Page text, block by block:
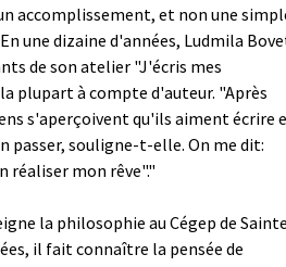
accomplissement, et non une
une dizaine d'années, Ludmila
de son atelier "J'écris mes
plupart à compte d'auteur. "Après
s'aperçoivent qu'ils aiment écrire
passer, souligne-t-elle. On me dit:
réaliser mon rêve"."
la philosophie au Cégep de
il fait connaître la pensée de